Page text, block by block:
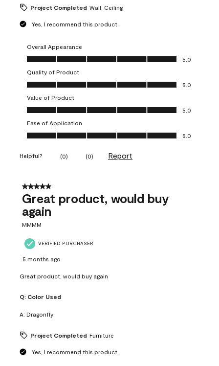
Project Completed Wall, Ceiling
Yes, I recommend this product.
Overall Appearance
Overall Appearance, 5.0 out of 5
5.0
Quality of Product
Quality of Product, 5.0 out of 5
5.0
Value of Product
Value of Product, 5.0 out of 5
5.0
Ease of Application
Ease of Application, 5.0 out of 5
5.0
Helpful? (0) (0) Report
5 out of 5 stars.
Great product, would buy
again
MMMM
VERIFIED PURCHASER
5 months ago
Great product, would buy again
Q: Color Used
A: Dragonfly
Project Completed Furniture
Yes, I recommend this product.